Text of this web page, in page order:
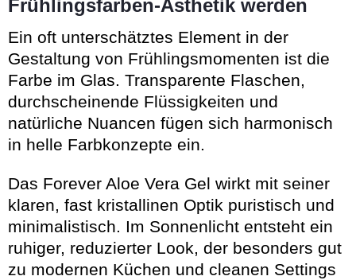
Frühlingsfarben-Ästhetik werden
Ein oft unterschätztes Element in der
Gestaltung von Frühlingsmomenten ist die
Farbe im Glas. Transparente Flaschen,
durchscheinende Flüssigkeiten und
natürliche Nuancen fügen sich harmonisch
in helle Farbkonzepte ein.
Das Forever Aloe Vera Gel wirkt mit seiner
klaren, fast kristallinen Optik puristisch und
minimalistisch. Im Sonnenlicht entsteht ein
ruhiger, reduzierter Look, der besonders gut
zu modernen Küchen und cleanen Settings